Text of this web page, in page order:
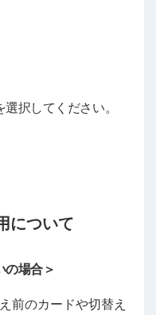
択してください。
について
の場合＞
前のカードや切替え